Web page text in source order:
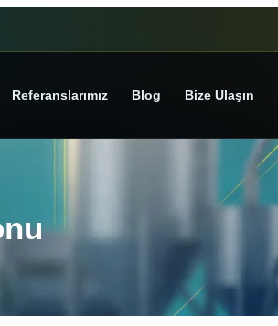
Referanslarımız Blog Bize Ulaşın